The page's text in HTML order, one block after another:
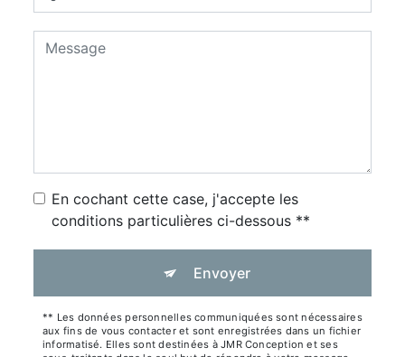
En cochant cette case, j'accepte les
conditions particulières ci-dessous **
Envoyer
** Les données personnelles communiquées sont nécessaires
aux fins de vous contacter et sont enregistrées dans un fichier
informatisé. Elles sont destinées à JMR Conception et ses